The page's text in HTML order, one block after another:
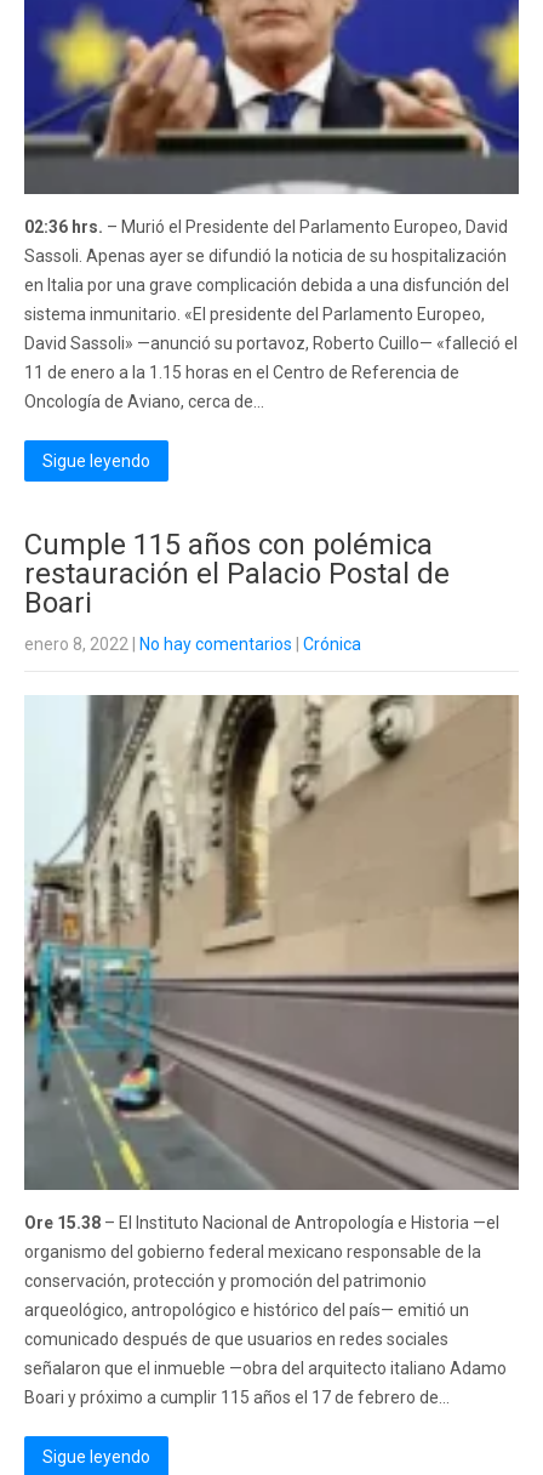
02:36 hrs. – Murió el Presidente del Parlamento Europeo, David
Sassoli. Apenas ayer se difundió la noticia de su hospitalización
en Italia por una grave complicación debida a una disfunción del
sistema inmunitario. «El presidente del Parlamento Europeo,
David Sassoli» —anunció su portavoz, Roberto Cuillo— «falleció el
11 de enero a la 1.15 horas en el Centro de Referencia de
Oncología de Aviano, cerca de...
Sigue leyendo
Cumple 115 años con polémica
restauración el Palacio Postal de
Boari
enero 8, 2022 No hay comentarios Crónica
Ore 15.38 – El Instituto Nacional de Antropología e Historia —el
organismo del gobierno federal mexicano responsable de la
conservación, protección y promoción del patrimonio
arqueológico, antropológico e histórico del país— emitió un
comunicado después de que usuarios en redes sociales
señalaron que el inmueble —obra del arquitecto italiano Adamo
Boari y próximo a cumplir 115 años el 17 de febrero de...
Sigue leyendo